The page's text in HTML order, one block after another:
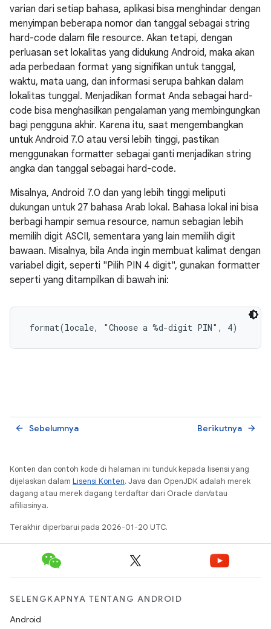
varian dari setiap bahasa, aplikasi bisa menghindar dengan
menyimpan beberapa nomor dan tanggal sebagai string
hard-code dalam file resource. Akan tetapi, dengan
perluasan set lokalitas yang didukung Android, maka akan
ada perbedaan format yang signifikan untuk tanggal,
waktu, mata uang, dan informasi serupa bahkan dalam
lokalitas tunggal. Menjadikan format Anda sebagai hard-
code bisa menghasilkan pengalaman yang membingungkan
bagi pengguna akhir. Karena itu, saat mengembangkan
untuk Android 7.0 atau versi lebih tinggi, pastikan
menggunakan formatter sebagai ganti menjadikan string
angka dan tanggal sebagai hard-code.
Misalnya, Android 7.0 dan yang lebih tinggi meliputi
dukungan untuk 27 bahasa Arab lokal. Bahasa lokal ini bisa
berbagi hampir semua resource, namun sebagian lebih
memilih digit ASCII, sementara yang lain memilih digit
bawaan. Misalnya, bila Anda ingin membuat kalimat dengan
variabel digit, seperti "Pilih PIN 4 digit", gunakan formatter
seperti yang ditampilkan di bawah ini:
format(locale, "Choose a %d-digit PIN", 4)
Sebelumnya
arrow_back Berikutnya arrow_forward
Konten dan contoh kode di halaman ini tunduk kepada lisensi yang
dijelaskan dalam Lisensi Konten. Java dan OpenJDK adalah merek
dagang atau merek dagang terdaftar dari Oracle dan/atau
afiliasinya.
Terakhir diperbarui pada 2026-01-20 UTC.
SELENGKAPNYA TENTANG ANDROID
Android